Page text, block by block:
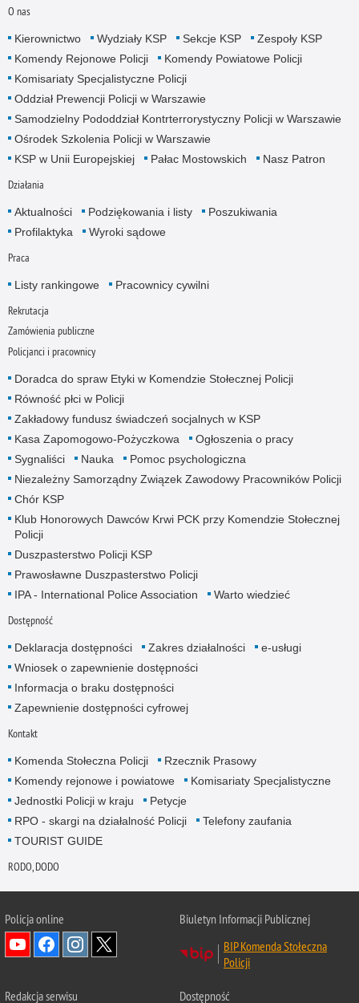
O nas
Kierownictwo Wydziały KSP Sekcje KSP
Zespoły KSP
Komendy Rejonowe Policji
Komendy Powiatowe Policji
Komisariaty Specjalistyczne Policji
Oddział Prewencji Policji w Warszawie
Samodzielny Pododdział Kontrterrorystyczny Policji w Warszawie
Ośrodek Szkolenia Policji w Warszawie
KSP w Unii Europejskiej
Pałac Mostowskich Nasz Patron
Działania
Aktualności Podziękowania i listy
Poszukiwania
Profilaktyka
Wyroki sądowe
Praca
Listy rankingowe Pracownicy cywilni
Rekrutacja
Zamówienia publiczne
Policjanci i pracownicy
Doradca do spraw Etyki w Komendzie Stołecznej Policji
Równość płci w Policji
Zakładowy fundusz świadczeń socjalnych w KSP
Kasa Zapomogowo-Pożyczkowa
Ogłoszenia o pracy
Sygnaliści
Nauka
Pomoc psychologiczna
Niezależny Samorządny Związek Zawodowy Pracowników Policji
Chór KSP
Klub Honorowych Dawców Krwi PCK przy Komendzie Stołecznej
Policji
Duszpasterstwo Policji KSP
Prawosławne Duszpasterstwo Policji
IPA - International Police Association
Warto wiedzieć
Dostępność
Deklaracja dostępności Zakres działalności
e-usługi
Wniosek o zapewnienie dostępności
Informacja o braku dostępności
Zapewnienie dostępności cyfrowej
Kontakt
Komenda Stołeczna Policji
Rzecznik Prasowy
Komendy rejonowe i powiatowe
Komisariaty Specjalistyczne
Jednostki Policji w kraju
Petycje
RPO - skargi na działalność Policji
Telefony zaufania
TOURIST GUIDE
RODO, DODO
Policja online
Biuletyn Informacji Publicznej
BIP Komenda Stołeczna
Policji
Redakcja serwisu Dostępność